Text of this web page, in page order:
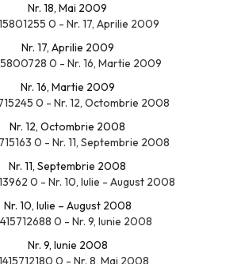
Nr. 18, Mai 2009
Nr. 17, Aprilie 2009
Nr. 16, Martie 2009
Nr. 12, Octombrie 2008
Nr. 11, Septembrie 2008
Nr. 10, Iulie – August 2008
Nr. 9, Iunie 2008